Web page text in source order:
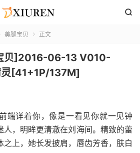

美腿宝贝  正文
贝]2016-06-13 V010-
[41+1P/137M]
端详着你，像是一看见你就一见钟
人，明眸更清澈在刘海间。精致的蕾
之上，她长发披肩，唇齿芳香，肤白